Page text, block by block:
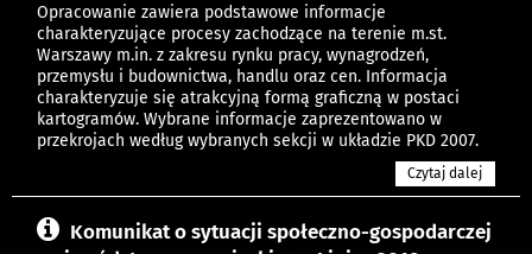
Opracowanie zawiera podstawowe informacje
charakteryzujące procesy zachodzące na terenie m.st.
Warszawy m.in. z zakresu rynku pracy, wynagrodzeń,
przemysłu i budownictwa, handlu oraz cen. Informacja
charakteryzuje się atrakcyjną formą graficzną w postaci
kartogramów. Wybrane informacje zaprezentowano w
przekrojach według wybranych sekcji w układzie PKD 2007.
Czytaj dalej
Komunikat o sytuacji społeczno-gospodarczej